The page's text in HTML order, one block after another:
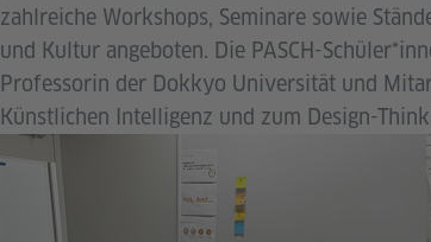
zahlreiche Workshops, Seminare sowie
und Kultur angeboten. Die PASCH-
Professorin der Dokkyo Universität und
Künstlichen Intelligenz und zum Design-